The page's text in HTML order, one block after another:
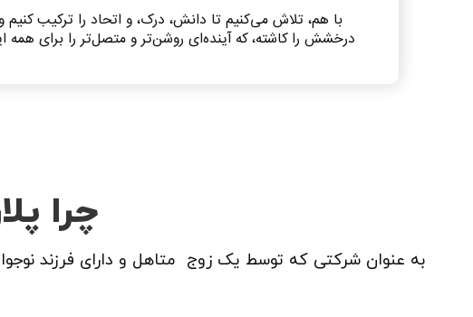
با هم، تلاش می‌کنیم تا دانش، درک، و اتحاد را ترکیب کنیم
درخشش را کاشته، که آینده‌ای روشن‌تر و متصل‌تر را برای همه
چرا
به عنوان شرکتی که توسط یک زوج متاهل و دارای فرزند